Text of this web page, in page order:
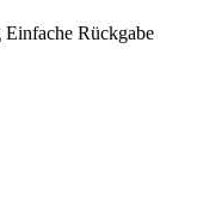
Einfache Rückgabe